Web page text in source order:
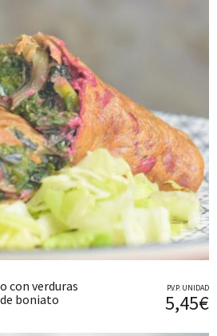
con verduras
boniato
P.V.P. UNIDAD
5,45€